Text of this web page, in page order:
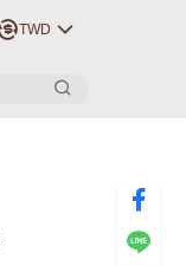
TWD